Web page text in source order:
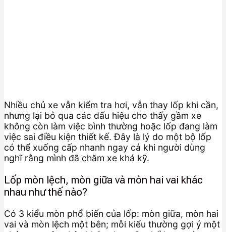
Nhiều chủ xe vẫn kiểm tra hơi, vẫn thay lốp khi cần,
nhưng lại bỏ qua các dấu hiệu cho thấy gầm xe
không còn làm việc bình thường hoặc lốp đang làm
việc sai điều kiện thiết kế. Đây là lý do một bộ lốp
có thể xuống cấp nhanh ngay cả khi người dùng
nghĩ rằng mình đã chăm xe khá kỹ.
Lốp mòn lệch, mòn giữa và mòn hai vai khác
nhau như thế nào?
Có 3 kiểu mòn phổ biến của lốp: mòn giữa, mòn hai
vai và mòn lệch một bên; mỗi kiểu thường gợi ý một